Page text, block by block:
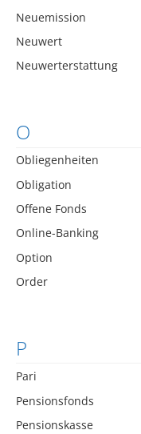
Neuemission
Neuwert
Neuwerterstattung
O
Obliegenheiten
Obligation
Offene Fonds
Online-Banking
Option
Order
P
Pari
Pensionsfonds
Pensionskasse